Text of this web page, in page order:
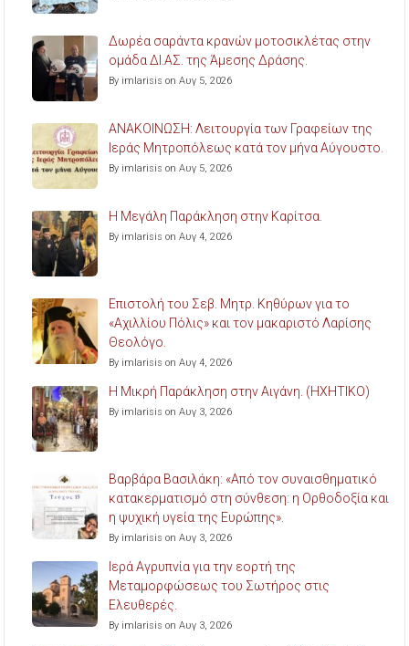
Δωρέα σαράντα κρανών μοτοσικλέτας στην
ομάδα ΔΙ.ΑΣ. της Άμεσης Δράσης.
By imlarisis on Αυγ 5, 2026
ΑΝΑΚΟΙΝΩΣΗ: Λειτουργία των Γραφείων της
Ιεράς Μητροπόλεως κατά τον μήνα Αύγουστο.
By imlarisis on Αυγ 5, 2026
Η Μεγάλη Παράκληση στην Καρίτσα.
By imlarisis on Αυγ 4, 2026
Επιστολή του Σεβ. Μητρ. Κηθύρων για το
«Αχιλλίου Πόλις» και τον μακαριστό Λαρίσης
Θεολόγο.
By imlarisis on Αυγ 4, 2026
Η Μικρή Παράκληση στην Αιγάνη. (ΗΧΗΤΙΚΟ)
By imlarisis on Αυγ 3, 2026
Βαρβάρα Βασιλάκη: «Από τον συναισθηματικό
κατακερματισμό στη σύνθεση: η Ορθοδοξία και
η ψυχική υγεία της Ευρώπης».
By imlarisis on Αυγ 3, 2026
Ιερά Αγρυπνία για την εορτή της
Μεταμορφώσεως του Σωτήρος στις
Ελευθερές.
By imlarisis on Αυγ 3, 2026